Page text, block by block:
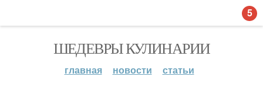
ШЕДЕВРЫ КУЛИНАРИИ
главная новости статьи
5